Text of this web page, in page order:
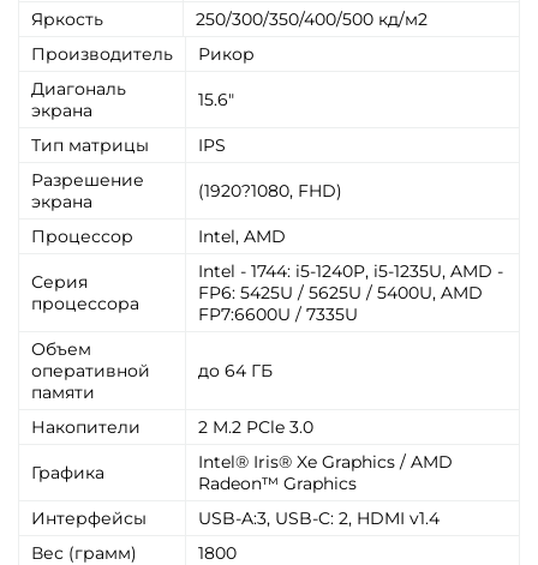
Яркость
250/300/350/400/500 кд/м2
Производитель
Рикор
Диагональ
экрана
15.6"
Тип матрицы
IPS
Разрешение
экрана
(1920?1080, FHD)
Процессор Intel, AMD
Серия
процессора
Intel - 1744: i5-1240P, i5-1235U, AMD -
FP6: 5425U / 5625U / 5400U, AMD
FP7:6600U / 7335U
Объем
оперативной
памяти
до 64 ГБ
Накопители 2 M.2 PCle 3.0
Графика
Intel® Iris® Xe Graphics / AMD
Radeon™ Graphics
Интерфейсы
USB-A:3, USB-C: 2, HDMI v1.4
Вес (грамм)
1800